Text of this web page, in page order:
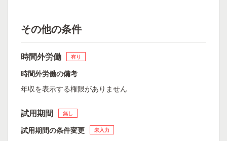
その他の条件
時間外労働 有り
時間外労働の備考
年収を表示する権限がありません
試用期間 無し
試用期間の条件変更 未入力